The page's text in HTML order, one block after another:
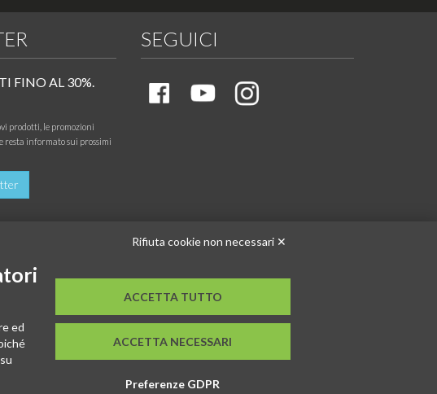
FINO AL 30%.
prodotti, le promozioni
resta informato sui prossimi
SEGUICI
Rifiuta cookie non necessari ✕
ed
ACCETTA TUTTO
ACCETTA NECESSARI
Preferenze GDPR